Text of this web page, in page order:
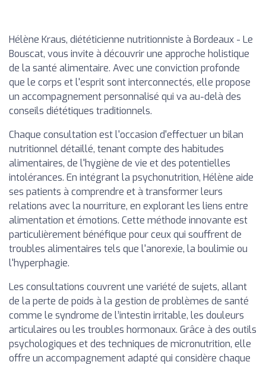
Hélène Kraus, diététicienne nutritionniste à Bordeaux - Le
Bouscat, vous invite à découvrir une approche holistique
de la santé alimentaire. Avec une conviction profonde
que le corps et l'esprit sont interconnectés, elle propose
un accompagnement personnalisé qui va au-delà des
conseils diététiques traditionnels.
Chaque consultation est l'occasion d'effectuer un bilan
nutritionnel détaillé, tenant compte des habitudes
alimentaires, de l'hygiène de vie et des potentielles
intolérances. En intégrant la psychonutrition, Hélène aide
ses patients à comprendre et à transformer leurs
relations avec la nourriture, en explorant les liens entre
alimentation et émotions. Cette méthode innovante est
particulièrement bénéfique pour ceux qui souffrent de
troubles alimentaires tels que l'anorexie, la boulimie ou
l'hyperphagie.
Les consultations couvrent une variété de sujets, allant
de la perte de poids à la gestion de problèmes de santé
comme le syndrome de l’intestin irritable, les douleurs
articulaires ou les troubles hormonaux. Grâce à des outils
psychologiques et des techniques de micronutrition, elle
offre un accompagnement adapté qui considère chaque